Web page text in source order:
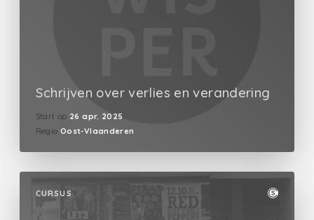
Schrijven over verlies en verandering
Start op 26 apr. 2025
Regio Oost-Vlaanderen
CURSUS